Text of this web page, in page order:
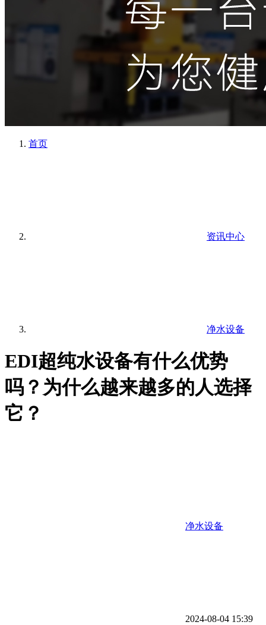
首页
资讯中心
净水设备
EDI超纯水设备有什么优势
吗？为什么越来越多的人选择
它？
净水设备
2024-08-04 15:39